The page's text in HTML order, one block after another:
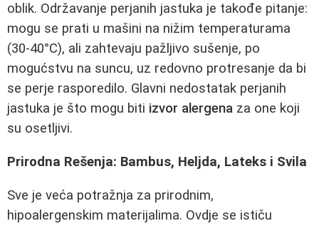
oblik. Održavanje perjanih jastuka je takođe pitanje:
mogu se prati u mašini na nižim temperaturama
(30-40°C), ali zahtevaju pažljivo sušenje, po
mogućstvu na suncu, uz redovno protresanje da bi
se perje rasporedilo. Glavni nedostatak perjanih
jastuka je što mogu biti izvor alergena za one koji
su osetljivi.
Prirodna Rešenja: Bambus, Heljda, Lateks i Svila
Sve je veća potražnja za prirodnim,
hipoalergenskim materijalima. Ovdje se ističu